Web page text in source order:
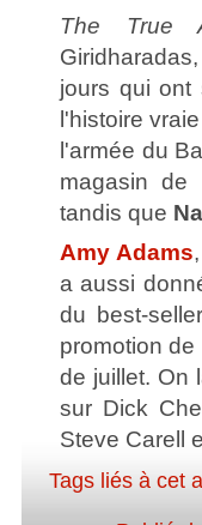
The True
jours qui ont
l'histoire
l'armée du
magasin de
tandis que
Amy Adams
a aussi
du best-
promotion
de juillet. On
sur Dick
Steve Carell
Tags liés à cet